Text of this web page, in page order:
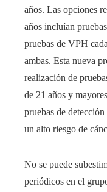
años. Las opciones
años incluían
pruebas de VPH
ambas. Esta nueva
realización de
de 21 años y
pruebas de
un alto riesgo de
No se puede
periódicos en el